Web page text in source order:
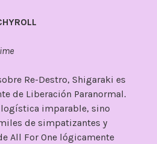
Re-Destro, Shigaraki es
de Liberación Paranormal.
imparable, sino
de simpatizantes y
All For One lógicamente